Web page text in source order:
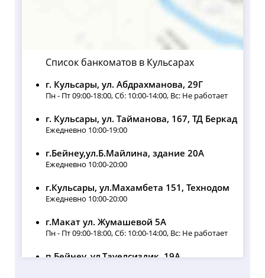
Список банкоматов в Кульсарах
г. Кульсары, ул. Абдрахманова, 29Г
Пн - Пт 09:00-18:00, Сб: 10:00-14:00, Вс: Не работает
г. Кульсары, ул. Тайманова, 167, ТД Беркад
Ежедневно 10:00-19:00
г.Бейнеу,ул.Б.Майлина, здание 20А
Ежедневно 10:00-20:00
г.Кульсары, ул.Махамбета 151, Технодом
Ежедневно 10:00-20:00
г.Макат ул. Жумашевой 5А
Пн - Пт 09:00-18:00, Сб: 10:00-14:00, Вс: Не работает
п.Бейнеу, ул.Тауелсиздик, 19А,